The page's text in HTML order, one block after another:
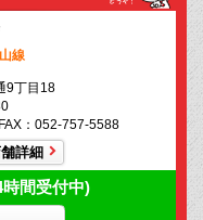
線
9丁目18
：052-757-5588
詳細
間受付中)